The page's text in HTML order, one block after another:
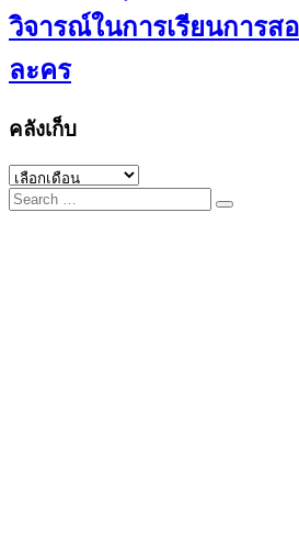
วิจารณ์ในการเรียนการส
ละคร
คลังเก็บ
คลัง
เก็บ
Search
for: